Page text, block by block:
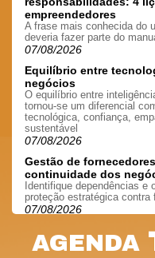
empreendedores
A frase mais conhecida do
deveria fazer parte do
07/08/2026
Equilíbrio entre
negócios
O equilíbrio entre
tornou-se um diferencial
tecnológica, confiança,
sustentável
07/08/2026
Gestão de
continuidade dos
Identifique dependências e
proteção estratégica contra
07/08/2026
Copom reduz Selic
para empresas
AGENDA